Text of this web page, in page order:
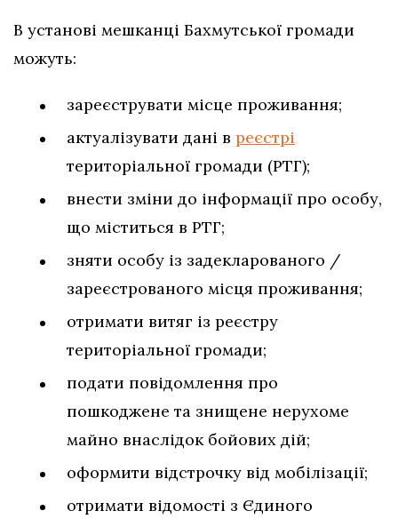
В установі мешканці Бахмутської громади
можуть:
зареєструвати місце проживання;
актуалізувати дані в реєстрі
територіальної громади (РТГ);
внести зміни до інформації про особу,
що міститься в РТГ;
зняти особу із задекларованого /
зареєстрованого місця проживання;
отримати витяг із реєстру
територіальної громади;
подати повідомлення про
пошкоджене та знищене нерухоме
майно внаслідок бойових дій;
оформити відстрочку від мобілізації;
отримати відомості з Єдиного